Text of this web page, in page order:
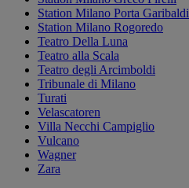
Station Milano Porta Garibaldi
Station Milano Rogoredo
Teatro Della Luna
Teatro alla Scala
Teatro degli Arcimboldi
Tribunale di Milano
Turati
Velascatoren
Villa Necchi Campiglio
Vulcano
Wagner
Zara